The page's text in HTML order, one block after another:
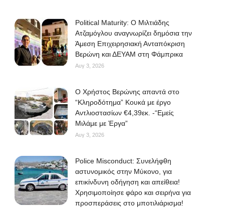
Political Maturity: Ο Μιλτιάδης
Ατζαμόγλου αναγνωρίζει δημόσια την
Άμεση Επιχειρησιακή Ανταπόκριση
Βερώνη και ΔΕΥΑΜ στη Φάμπρικα
Αυγ 3, 2026
O Χρήστος Βερώνης απαντά στο
“Κληροδότημα” Κουκά με έργο
Αντλιοστασίων €4,39εκ. -“Εμείς
Μιλάμε με Έργα”
Αυγ 3, 2026
Police Misconduct: Συνελήφθη
αστυνομικός στην Μύκονο, για
επικίνδυνη οδήγηση και απείθεια!
Χρησιμοποίησε φάρο και σειρήνα για
προσπεράσεις στο μποτιλιάρισμα!